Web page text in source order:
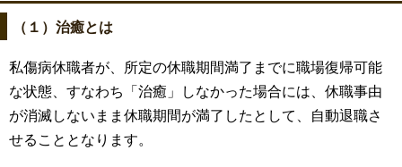
（１）治癒とは
私傷病休職者が、所定の休職期間満了までに職場復帰可能
な状態、すなわち「治癒」しなかった場合には、休職事由
が消滅しないまま休職期間が満了したとして、自動退職さ
せることとなります。